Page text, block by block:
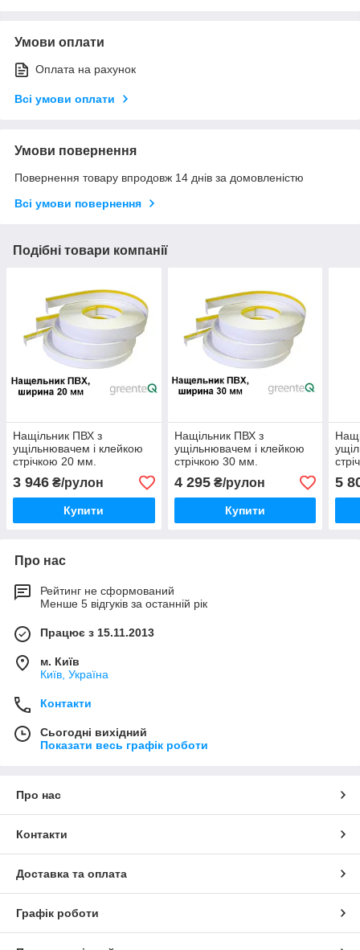
Умови оплати
Оплата на рахунок
Всі умови оплати
Умови повернення
Повернення товару впродовж 14 днів за домовленістю
Всі умови повернення
Подібні товари компанії
Нащільник ПВХ з
ущільнювачем і клейкою
стрічкою 20 мм.
3 946 ₴/рулон
Купити
Нащільник ПВХ з
ущільнювачем і клейкою
стрічкою 30 мм.
4 295₴/рулон
Купити
5
Про нас
Рейтинг не сформований
Менше 5 відгуків за останній рік
Працює з 15.11.2013
м. Київ
Київ, Україна
Контакти
Сьогодні вихідний
Показати весь графік роботи
Про нас
Контакти
Доставка та оплата
Графік роботи